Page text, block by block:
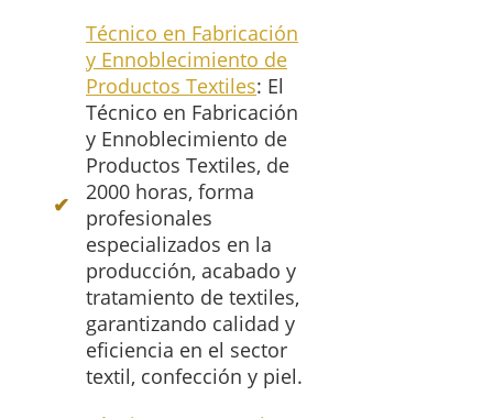
Técnico en Fabricación
y Ennoblecimiento de
Productos Textiles: El
Técnico en Fabricación
y Ennoblecimiento de
Productos Textiles, de
2000 horas, forma
profesionales
especializados en la
producción, acabado y
tratamiento de textiles,
garantizando calidad y
eficiencia en el sector
textil, confección y piel.